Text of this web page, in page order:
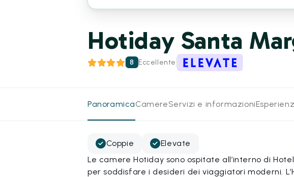
Hotiday Santa
8 Eccellente
PanoramicaCamereServizi e informazioni
Coppie
Elevate
Le camere Hotiday sono ospitate all’interno di
per soddisfare i desideri dei viaggiatori moderni.